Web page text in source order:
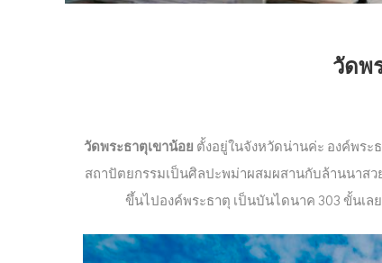
วัดพ
วัดพระธาตุเขาน้อย ตั้งอยู่ในจังหวัดน่านค่ะ องค์พระ
สถาปัตยกรรมเป็นศิลปะพม่าผสมผสานกับล้านนาสว
ขึ้นไปองค์พระธาตุ เป็นบันไดนาค 303 ขั้นเ